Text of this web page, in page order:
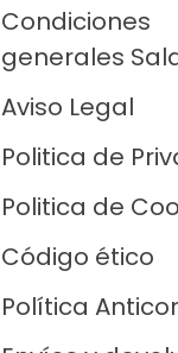
Condiciones
generales
Aviso Legal
Politica de
Politica de
Código ético
Política